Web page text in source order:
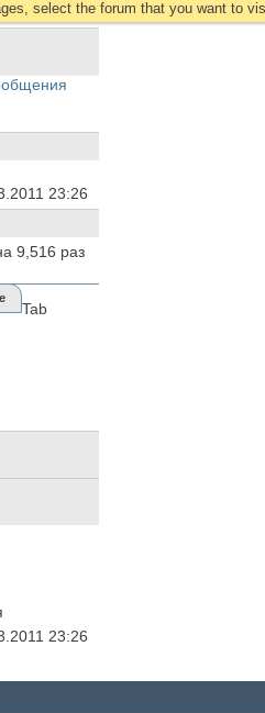
select the forum that you want to
23:26
9,516 раз
Tab
23:26